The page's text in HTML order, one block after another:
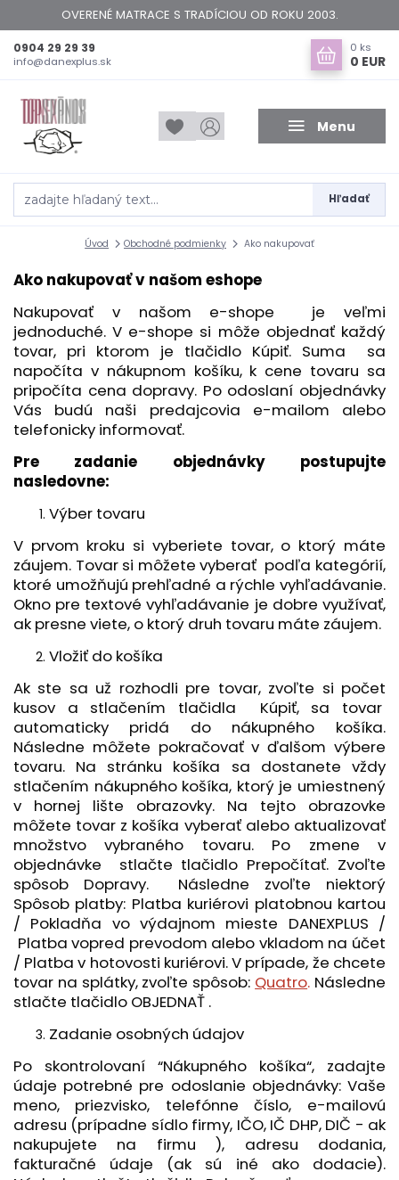
OVERENÉ MATRACE S TRADÍCIOU OD ROKU 2003.
Menu
Hľadať
0904 29 29 39
info@danexplus.sk
0 ks
0 EUR
Úvod Obchodné podmienky Ako nakupovať
Ako nakupovať v našom eshope
Nakupovať v našom e-shope je veľmi
jednoduché. V e-shope si môže objednať každý
tovar, pri ktorom je tlačidlo Kúpiť. Suma sa
napočíta v nákupnom košíku, k cene tovaru sa
pripočíta cena dopravy. Po odoslaní objednávky
Vás budú naši predajcovia e-mailom alebo
telefonicky informovať.
Pre zadanie objednávky postupujte
nasledovne:
Výber tovaru
V prvom kroku si vyberiete tovar, o ktorý máte
záujem. Tovar si môžete vyberať podľa kategórií,
ktoré umožňujú prehľadné a rýchle vyhľadávanie.
Okno pre textové vyhľadávanie je dobre využívať,
ak presne viete, o ktorý druh tovaru máte záujem.
Vložiť do košíka
Ak ste sa už rozhodli pre tovar, zvoľte si počet
kusov a stlačením tlačidla Kúpiť, sa tovar
automaticky pridá do nákupného košíka.
Následne môžete pokračovať v ďalšom výbere
tovaru. Na stránku košíka sa dostanete vždy
stlačením nákupného košíka, ktorý je umiestnený
v hornej lište obrazovky. Na tejto obrazovke
môžete tovar z košíka vyberať alebo aktualizovať
množstvo vybraného tovaru. Po zmene v
objednávke stlačte tlačidlo Prepočítať. Zvoľte
spôsob Dopravy. Následne zvoľte niektorý
Spôsob platby: Platba kuriérovi platobnou kartou
/ Pokladňa vo výdajnom mieste DANEXPLUS /
Platba vopred prevodom alebo vkladom na účet
/ Platba v hotovosti kuriérovi. V prípade, že chcete
tovar na splátky, zvoľte spôsob: Quatro. Následne
stlačte tlačidlo OBJEDNAŤ .
Zadanie osobných údajov
Po skontrolovaní “Nákupného košíka“, zadajte
údaje potrebné pre odoslanie objednávky: Vaše
meno, priezvisko, telefónne číslo, e-mailovú
adresu (prípadne sídlo firmy, IČO, IČ DHP, DIČ - ak
nakupujete na firmu ), adresu dodania,
fakturačné údaje (ak sú iné ako dodacie).